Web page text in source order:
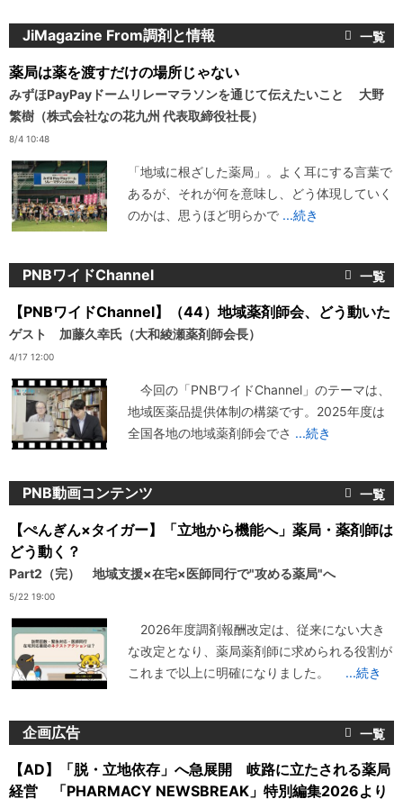
JiMagazine From調剤と情報
薬局は薬を渡すだけの場所じゃない
みずほPayPayドームリレーマラソンを通じて伝えたいこと 大野
繁樹（株式会社なの花九州 代表取締役社長）
8/4 10:48
「地域に根ざした薬局」。よく耳にする言葉で
あるが、それが何を意味し、どう体現していく
のかは、思うほど明らかで ...続き
PNBワイドChannel
【PNBワイドChannel】（44）地域薬剤師会、どう動いた
ゲスト 加藤久幸氏（大和綾瀬薬剤師会長）
4/17 12:00
今回の「PNBワイドChannel」のテーマは、
地域医薬品提供体制の構築です。2025年度は
全国各地の地域薬剤師会でさ ...続き
PNB動画コンテンツ
【ぺんぎん×タイガー】「立地から機能へ」薬局・薬剤師は
どう動く？
Part2（完） 地域支援×在宅×医師同行で"攻める薬局"へ
5/22 19:00
2026年度調剤報酬改定は、従来にない大き
な改定となり、薬局薬剤師に求められる役割が
これまで以上に明確になりました。
...続き
企画広告
【AD】「脱・立地依存」へ急展開 岐路に立たされる薬局
経営 「PHARMACY NEWSBREAK」特別編集2026より